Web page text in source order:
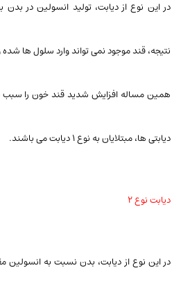
در این نوع از دیابت، تولید انسولین در
نتیجه، قند موجود نمی تواند وارد سلول ها شده
دیابتی ها، مبتلایان به نوع ۱ دیابت می باشند.
دیابت نوع ۲
در این نوع از دیابت، بدن نسبت به انسولین